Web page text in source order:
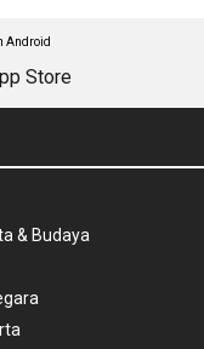
Android
& Budaya